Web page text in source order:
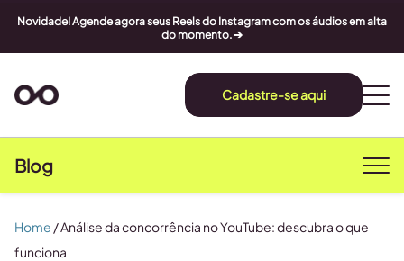
Novidade! Agende agora seus Reels do Instagram com os áudios em alta
do momento. ➔
Cadastre-se aqui
Blog
Home /Análise da concorrência no YouTube: descubra o que
funciona